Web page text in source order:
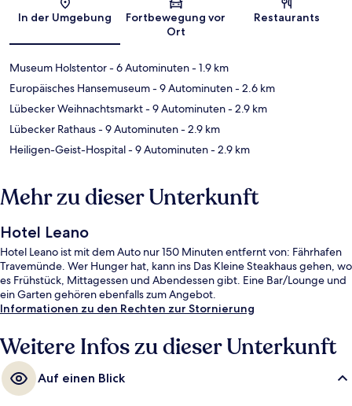
Karte
In der Umgebung
Fortbewegung vor
Ort
Restaurants
Museum Holstentor- 6 Autominuten- 1.9 km
Europäisches Hansemuseum- 9 Autominuten- 2.6 km
Lübecker Weihnachtsmarkt- 9 Autominuten- 2.9 km
Lübecker Rathaus- 9 Autominuten- 2.9 km
Heiligen-Geist-Hospital- 9 Autominuten- 2.9 km
Mehr zu dieser Unterkunft
Hotel Leano
Hotel Leano ist mit dem Auto nur 150 Minuten entfernt von: Fährhafen
Travemünde. Wer Hunger hat, kann ins Das Kleine Steakhaus gehen, wo
es Frühstück, Mittagessen und Abendessen gibt. Eine Bar/Lounge und
ein Garten gehören ebenfalls zum Angebot.
Informationen zu den Rechten zur Stornierung
Weitere Infos zu dieser Unterkunft
Auf einen Blick